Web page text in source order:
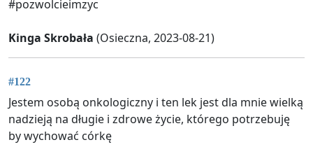
#pozwolcieimzyc
Kinga Skrobała (Osieczna, 2023-08-21)
#122
Jestem osobą onkologiczny i ten lek jest dla mnie wielką
nadzieją na długie i zdrowe życie, którego potrzebuję
by wychować córkę